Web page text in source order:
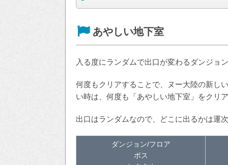
あやしい地下室
入る度にランダムで出口が変わるダンジョ
何度もクリアすることで、ヌー大陸の新し
い時は、何度も「あやしい地下室」をクリ
出口はランダムなので、どこに出るかは運
ダンジョン/フロア
ボス